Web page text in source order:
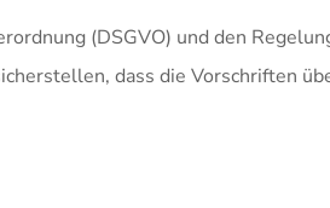
(DSGVO) und den
dass die Vorschriften